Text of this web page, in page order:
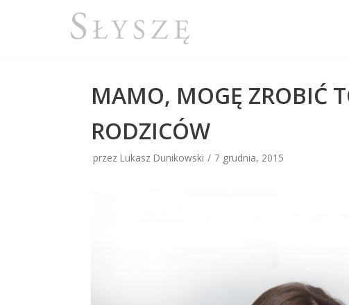
MAMO, MOGĘ ZROBIĆ
RODZICÓW
przez Lukasz Dunikowski 7 grudnia, 2015